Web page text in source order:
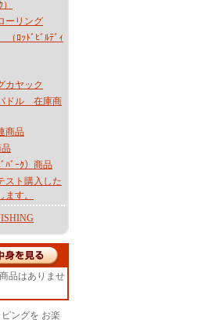
ーリング
ﾛｯﾄﾞﾋﾞﾙﾃﾞｨ
カヤック
ドル 在庫商
商品
ﾊﾞｰｸ）商品
スト購入した
す。
品はありませ
ングを お楽